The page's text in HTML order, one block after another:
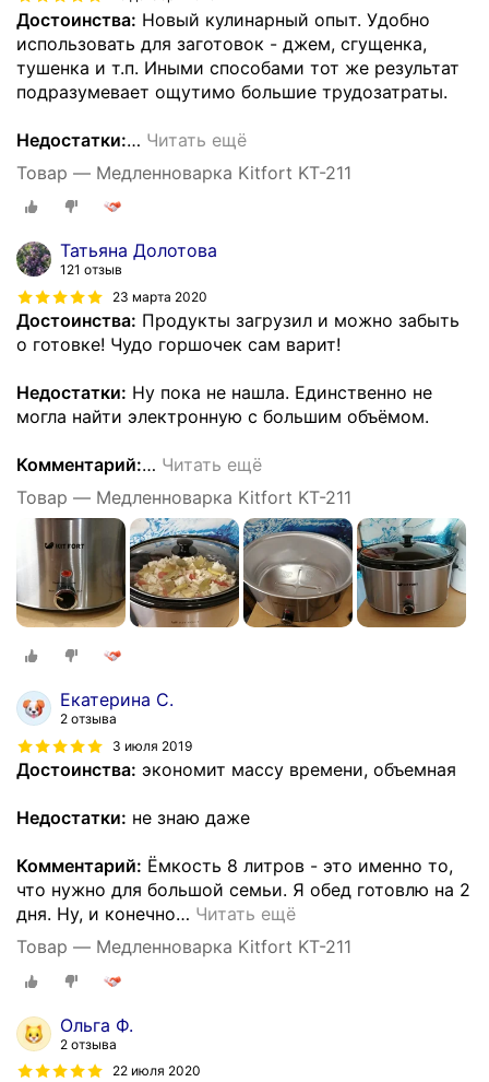
Достоинства: Новый кулинарный опыт. Удобно
использовать для заготовок - джем, сгущенка,
тушенка и т.п. Иными способами тот же результат
подразумевает ощутимо большие трудозатраты.
Недостатки:… Читать ещё
Товар — Медленноварка Kitfort KT-211
Татьяна Долотова
121 отзыв
23 марта 2020
Достоинства: Продукты загрузил и можно забыть
о готовке! Чудо горшочек сам варит!
Недостатки: Ну пока не нашла. Единственно не
могла найти электронную с большим объёмом.
Комментарий:… Читать ещё
Товар — Медленноварка Kitfort KT-211
Екатерина С.
2 отзыва
3 июля 2019
Достоинства: экономит массу времени, объемная
Недостатки: не знаю даже
Комментарий: Ёмкость 8 литров - это именно то,
что нужно для большой семьи. Я обед готовлю на 2
дня. Ну, и конечно… Читать ещё
Товар — Медленноварка Kitfort KT-211
Ольга Ф.
2 отзыва
22 июля 2020